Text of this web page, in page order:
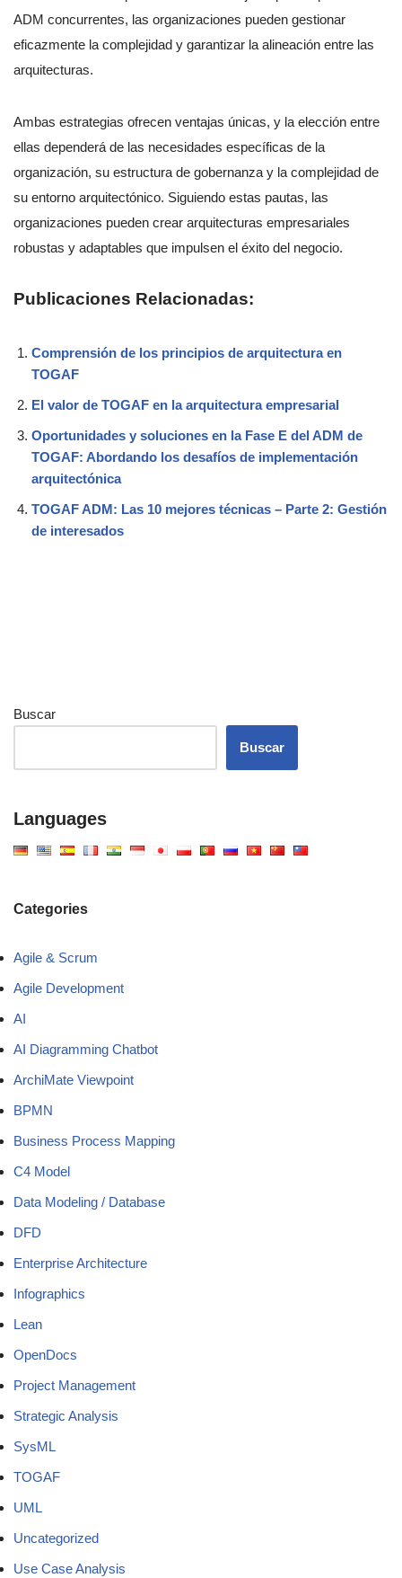
ADM concurrentes, las organizaciones pueden gestionar
eficazmente la complejidad y garantizar la alineación entre las
arquitecturas.
Ambas estrategias ofrecen ventajas únicas, y la elección entre
ellas dependerá de las necesidades específicas de la
organización, su estructura de gobernanza y la complejidad de
su entorno arquitectónico. Siguiendo estas pautas, las
organizaciones pueden crear arquitecturas empresariales
robustas y adaptables que impulsen el éxito del negocio.
Publicaciones Relacionadas:
Comprensión de los principios de arquitectura en
TOGAF
El valor de TOGAF en la arquitectura empresarial
Oportunidades y soluciones en la Fase E del ADM de
TOGAF: Abordando los desafíos de implementación
arquitectónica
TOGAF ADM: Las 10 mejores técnicas – Parte 2: Gestión
de interesados
Buscar
Buscar
Languages
Categories
Agile & Scrum
Agile Development
AI
AI Diagramming Chatbot
ArchiMate Viewpoint
BPMN
Business Process Mapping
C4 Model
Data Modeling / Database
DFD
Enterprise Architecture
Infographics
Lean
OpenDocs
Project Management
Strategic Analysis
SysML
TOGAF
UML
Uncategorized
Use Case Analysis